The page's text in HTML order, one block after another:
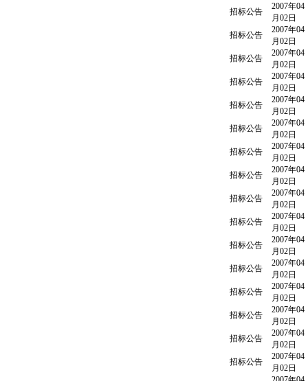
招标公告
2007年04
月02日
招标公告
2007年04
月02日
招标公告
2007年04
月02日
招标公告
2007年04
月02日
招标公告
2007年04
月02日
招标公告
2007年04
月02日
招标公告
2007年04
月02日
招标公告
2007年04
月02日
招标公告
2007年04
月02日
招标公告
2007年04
月02日
招标公告
2007年04
月02日
招标公告
2007年04
月02日
招标公告
2007年04
月02日
招标公告
2007年04
月02日
招标公告
2007年04
月02日
招标公告
2007年04
月02日